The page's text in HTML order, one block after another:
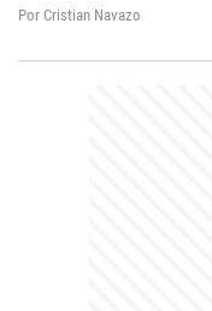
Por Cristian Navazo